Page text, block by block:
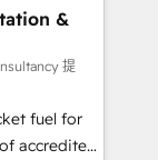
Sales
and
and ISO
standard •
built on
&
提
fuel for